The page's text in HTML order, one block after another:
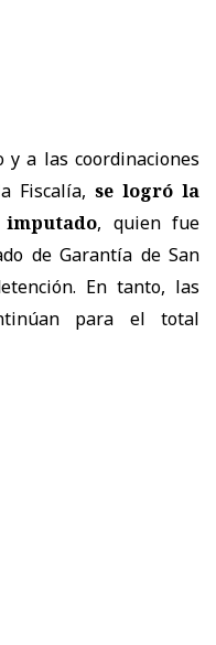
a las coordinaciones
Fiscalía,se logró la
, quien fue
de Garantía de San
En tanto, las
para el total